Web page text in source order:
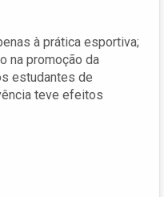
à prática esportiva;
na promoção da
estudantes de
teve efeitos